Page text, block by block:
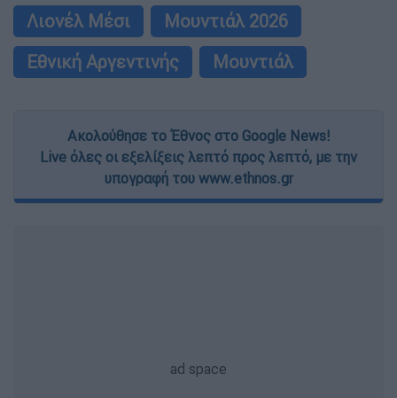
Λιονέλ Μέσι
Μουντιάλ 2026
Εθνική Αργεντινής
Μουντιάλ
Ακολούθησε το Έθνος στο Google News!
Live όλες οι εξελίξεις λεπτό προς λεπτό, με την
υπογραφή του www.ethnos.gr